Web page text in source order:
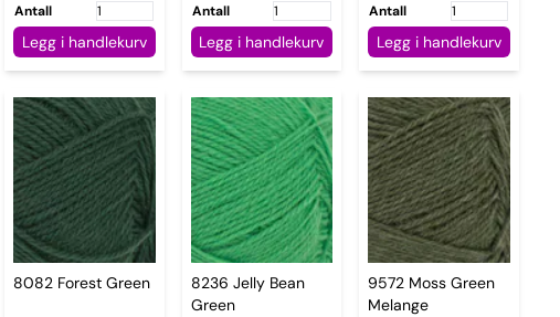
Antall
Legg i handlekurv
Antall
Legg i handlekurv
Antall
Legg i handlekurv
8082 Forest Green
8236 Jelly Bean
Green
9572 Moss Green
Melange